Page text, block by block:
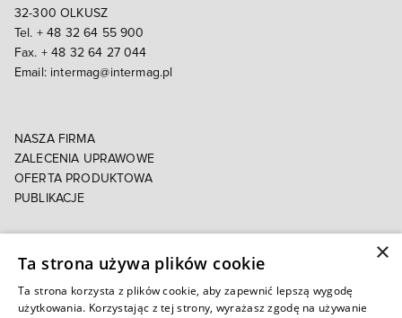
32-300 OLKUSZ
Tel. + 48 32 64 55 900
Fax. + 48 32 64 27 044
Email: intermag@intermag.pl
NASZA FIRMA
ZALECENIA UPRAWOWE
OFERTA PRODUKTOWA
PUBLIKACJE
POLITYKA COOKIES
E-FAKTURA
×
Ta strona używa plików cookie
Ta strona korzysta z plików cookie, aby zapewnić lepszą wygodę
użytkowania. Korzystając z tej strony, wyrażasz zgodę na używanie